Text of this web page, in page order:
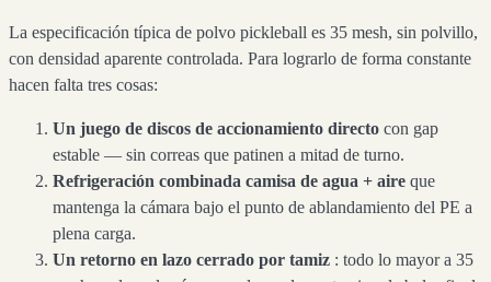
La especificación típica de polvo pickleball es 35 mesh, sin polvillo,
con densidad aparente controlada. Para lograrlo de forma constante
hacen falta tres cosas:
Un juego de discos de accionamiento directo con gap
estable — sin correas que patinen a mitad de turno.
Refrigeración combinada camisa de agua + aire que
mantenga la cámara bajo el punto de ablandamiento del PE a
plena carga.
Un retorno en lazo cerrado por tamiz : todo lo mayor a 35